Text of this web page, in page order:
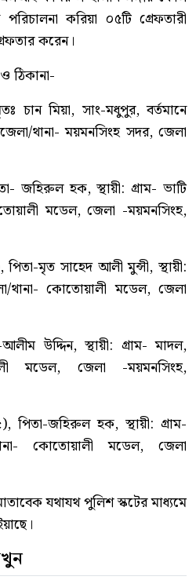
করিয়া ০৫টি গ্রেফতারী
করেন।
ঠিকানা-
চান মিয়া, সাং-মধুপুর, বর্তমানে
থানা- ময়মনসিংহ সদর, জেলা
জহিরুল হক, স্থায়ী: গ্রাম- ভাটি
মডেল, জেলা -ময়মনসিংহ,
মৃত সাহেদ আলী মুন্সী, স্থায়ী:
থানা- কোতোয়ালী মডেল, জেলা
উদ্দিন, স্থায়ী: গ্রাম- মাদল,
মডেল, জেলা -ময়মনসিংহ,
জহিরুল হক, স্থায়ী: গ্রাম-
কোতোয়ালী মডেল, জেলা
যথাযথ পুলিশ স্কটের মাধ্যমে